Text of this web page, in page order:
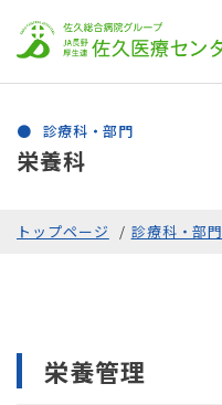
診療科・部門
栄養科
トップページ 診療科・部門
栄養管理